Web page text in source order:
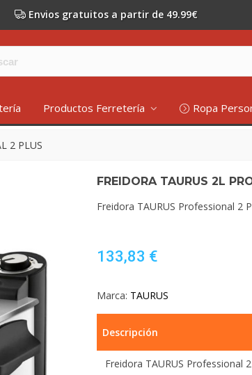
Envios gratuitos a partir de 49.99€
Productos Ferretería Ropa
2 PLUS
FREIDORA TAURUS 2L
Freidora TAURUS Professional 2
133,83 €
Marca: TAURUS
Descripción
Freidora TAURUS Professional